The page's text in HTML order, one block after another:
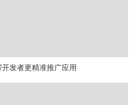
发者更精准推广应用